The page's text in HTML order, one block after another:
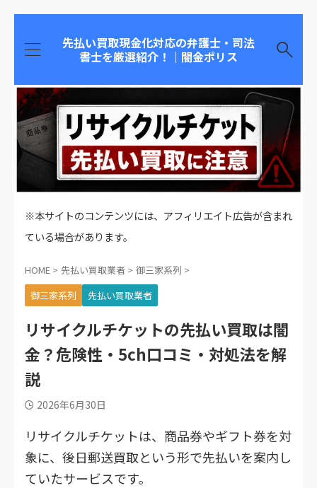
先払い買取現金化対応の弁護士・司法
書士を厳選紹介！｜闇金ポリス
※本サイトのコンテンツには、アフィリエイト広告が含まれ
ている場合があります。
HOME > 先払い買取業者 > 御三家系列 >
御三家系列
先払い買取業者
リサイクルチケットの先払い買取は闇
金？危険性・5ch口コミ・対処法を解
説
2026年6月30日
リサイクルチケットは、商品券やギフト券を対
象に、後日郵送買取という形で先払いを案内し
ていたサービスです。